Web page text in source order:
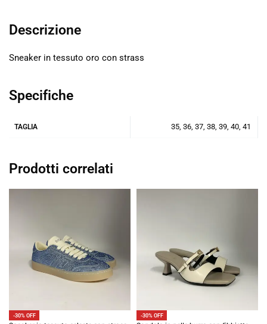
Descrizione
Sneaker in tessuto oro con strass
Specifiche
TAGLIA 35, 36, 37, 38, 39, 40, 41
Prodotti correlati
-30% OFF -30% OFF